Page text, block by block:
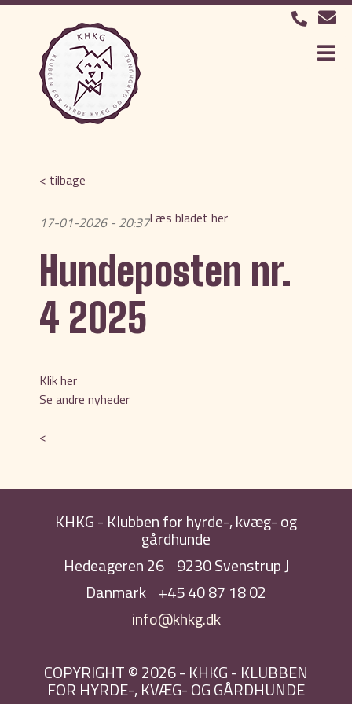
< tilbage
17-01-2026 - 20:37
Hundeposten nr.
4 2025
Læs bladet her
Klik her
Se andre nyheder
<
KHKG - Klubben for hyrde-, kvæg- og
gårdhunde
Hedeageren 26 9230 Svenstrup J
Danmark +45 40 87 18 02
info@khkg.dk
COPYRIGHT © 2026 - KHKG - KLUBBEN
FOR HYRDE-, KVÆG- OG GÅRDHUNDE